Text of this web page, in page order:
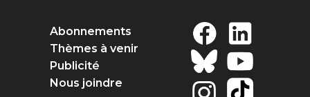
Abonnements
Thèmes à venir
Publicité
Nous joindre